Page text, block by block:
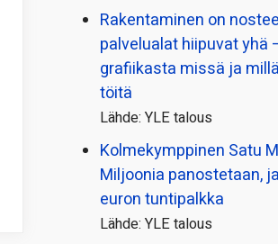
Rakentaminen on
palvelualat hiipuvat yhä
grafiikasta missä ja
töitä
Lähde: YLE talous
Kolmekymppinen Satu
Miljoonia panostetaan,
euron tuntipalkka
Lähde: YLE talous